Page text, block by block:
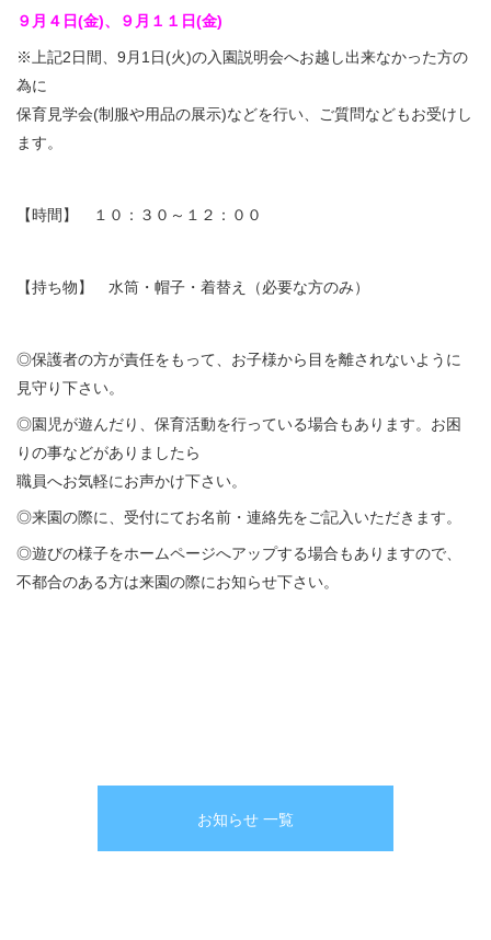
９月４日(金)、９月１１日(金)
※上記2日間、9月1日(火)の入園説明会へお越し出来なかった方の
為に
保育見学会(制服や用品の展示)などを行い、ご質問などもお受けし
ます。
【時間】 １０：３０～１２：００
【持ち物】 水筒・帽子・着替え（必要な方のみ）
◎保護者の方が責任をもって、お子様から目を離されないように
見守り下さい。
◎園児が遊んだり、保育活動を行っている場合もあります。お困
りの事などがありましたら
職員へお気軽にお声かけ下さい。
◎来園の際に、受付にてお名前・連絡先をご記入いただきます。
◎遊びの様子をホームページへアップする場合もありますので、
不都合のある方は来園の際にお知らせ下さい。
お知らせ 一覧